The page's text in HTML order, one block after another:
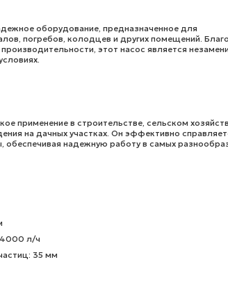
оборудование, предназначенное для
погребов, колодцев и других помещений.
этот насос является
применение в строительстве, сельском
на дачных участках. Он эффективно
обеспечивая надежную работу в самых
л/ч
35 мм